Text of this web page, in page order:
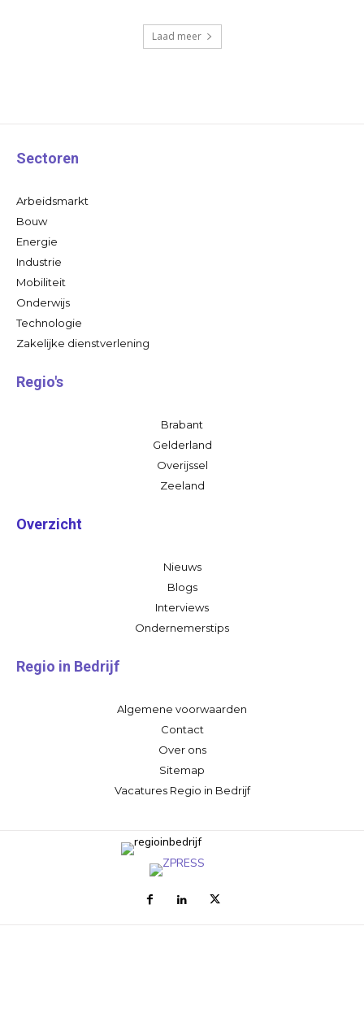
Laad meer
Sectoren
Arbeidsmarkt
Bouw
Energie
Industrie
Mobiliteit
Onderwijs
Technologie
Zakelijke dienstverlening
Regio's
Brabant
Gelderland
Overijssel
Zeeland
Overzicht
Nieuws
Blogs
Interviews
Ondernemerstips
Regio in Bedrijf
Algemene voorwaarden
Contact
Over ons
Sitemap
Vacatures Regio in Bedrijf